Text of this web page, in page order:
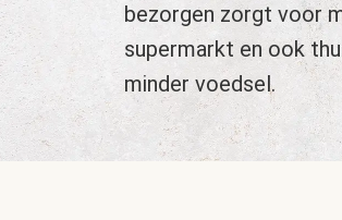
bezorgen zorgt voor
supermarkt en ook
minder voedsel.